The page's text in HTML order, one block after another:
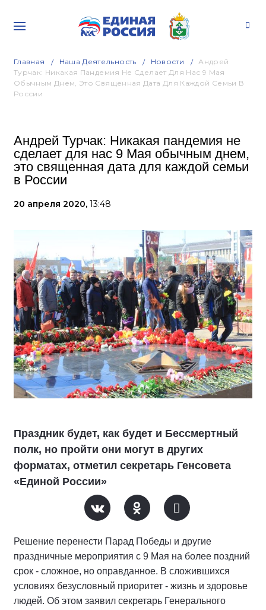
Главная Наша Деятельность Новости
Андрей
Турчак: Никакая Пандемия Не Сделает Для Нас 9 Мая
Обычным Днем, Это Священная Дата Для Каждой Семьи В
России
Андрей Турчак: Никакая пандемия не
сделает для нас 9 Мая обычным днем,
это священная дата для каждой семьи
в России
20 апреля 2020, 13:48
Праздник будет, как будет и Бессмертный
полк, но пройти они могут в других
форматах, отметил секретарь Генсовета
«Единой России»
Решение перенести Парад Победы и другие
праздничные мероприятия с 9 Мая на более поздний
срок - сложное, но оправданное. В сложившихся
условиях безусловный приоритет - жизнь и здоровье
людей. Об этом заявил секретарь Генерального